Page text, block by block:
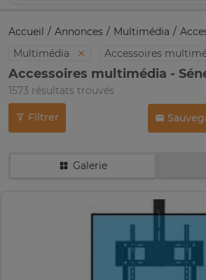
Accueil Annonces Multimédia
Multimédia
Accessoires
Accessoires multimédia -
1573 résultats trouvés
Filtrer
Galerie